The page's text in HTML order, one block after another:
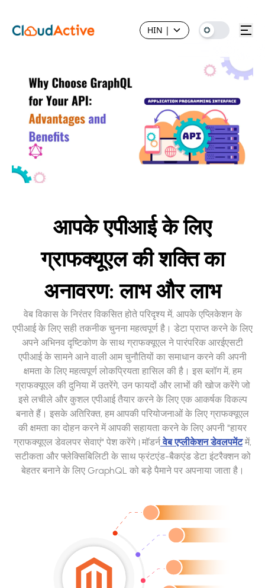
HIN |
आपके एपीआई के लिए
ग्राफक्यूएल की शक्ति का
अनावरण: लाभ और लाभ
वेब विकास के निरंतर विकसित होते परिदृश्य में, आपके एप्लिकेशन के
एपीआई के लिए सही तकनीक चुनना महत्वपूर्ण है। डेटा प्राप्त करने के लिए
अपने अभिनव दृष्टिकोण के साथ ग्राफक्यूएल ने पारंपरिक आरईएसटी
एपीआई के सामने आने वाली आम चुनौतियों का समाधान करने की अपनी
क्षमता के लिए महत्वपूर्ण लोकप्रियता हासिल की है। इस ब्लॉग में, हम
ग्राफक्यूएल की दुनिया में उतरेंगे, उन फायदों और लाभों की खोज करेंगे जो
इसे लचीले और कुशल एपीआई तैयार करने के लिए एक आकर्षक विकल्प
बनाते हैं। इसके अतिरिक्त, हम आपकी परियोजनाओं के लिए ग्राफक्यूएल
की क्षमता का दोहन करने में आपकी सहायता करने के लिए अपनी "हायर
ग्राफक्यूएल डेवलपर सेवाएं" पेश करेंगे।मॉडर्नवेब एप्लीकेशन डेवलपमेंटमें,
सटीकता और फ्लेक्सिबिलिटी के साथ फ्रंटएंड-बैकएंड डेटा इंटरैक्शन को
बेहतर बनाने के लिए GraphQL को बड़े पैमाने पर अपनाया जाता है।